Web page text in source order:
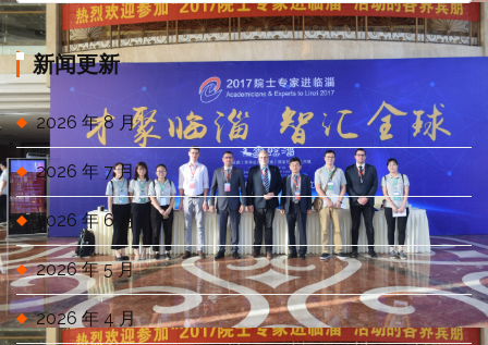
分
类新闻更新
2026 年 8 月
2026 年 7 月
2026 年 6 月
2026 年 5 月
2026 年 4 月